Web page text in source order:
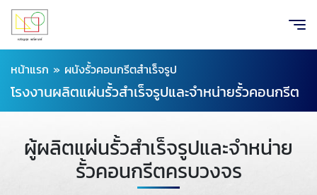
หน้าแรก » ผนังรั้วคอนกรีตสำเร็จรูป
โรงงานผลิตแผ่นรั้วสำเร็จรูปและจำหน่ายรั้วคอนกรีต
ผู้ผลิตแผ่นรั้วสำเร็จรูปและจำหน่าย
รั้วคอนกรีตครบวงจร